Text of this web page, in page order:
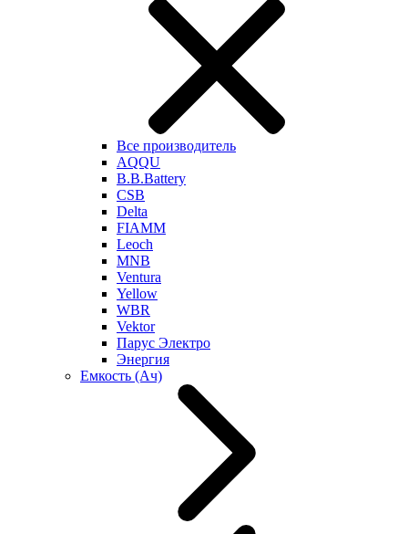
Все производитель
AQQU
B.B.Battery
CSB
Delta
FIAMM
Leoch
MNB
Ventura
Yellow
WBR
Vektor
Парус Электро
Энергия
Емкость (Ач)